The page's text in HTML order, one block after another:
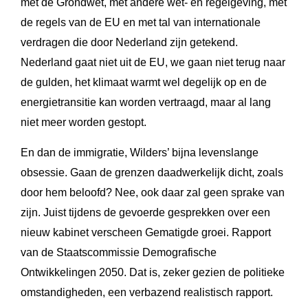
met de Grondwet, met andere wet- en regelgeving, met
de regels van de EU en met tal van internationale
verdragen die door Nederland zijn getekend.
Nederland gaat niet uit de EU, we gaan niet terug naar
de gulden, het klimaat warmt wel degelijk op en de
energietransitie kan worden vertraagd, maar al lang
niet meer worden gestopt.
En dan de immigratie, Wilders’ bijna levenslange
obsessie. Gaan de grenzen daadwerkelijk dicht, zoals
door hem beloofd? Nee, ook daar zal geen sprake van
zijn. Juist tijdens de gevoerde gesprekken over een
nieuw kabinet verscheen Gematigde groei. Rapport
van de Staatscommissie Demografische
Ontwikkelingen 2050. Dat is, zeker gezien de politieke
omstandigheden, een verbazend realistisch rapport.